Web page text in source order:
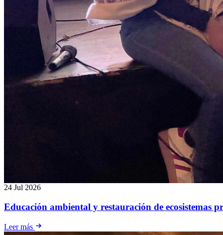
24 Jul 2026
Educación ambiental y restauración de
Leer más